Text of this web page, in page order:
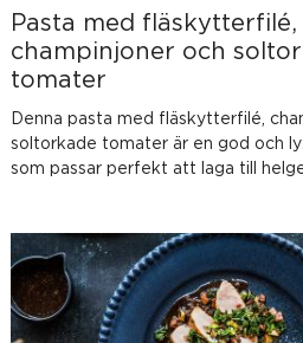
Pasta med fläskytterfilé,
champinjoner och
tomater
Denna pasta med fläskytterfilé,
soltorkade tomater är en god och
som passar perfekt att laga till